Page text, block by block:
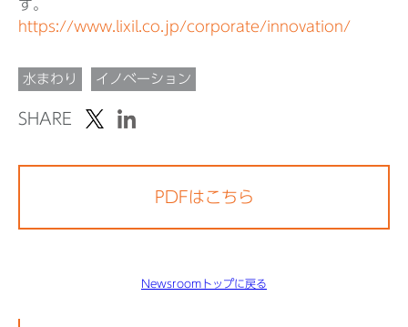
す。
https://www.lixil.co.jp/corporate/innovation/
水まわり イノベーション
SHARE
PDFはこちら
Newsroomトップに戻る